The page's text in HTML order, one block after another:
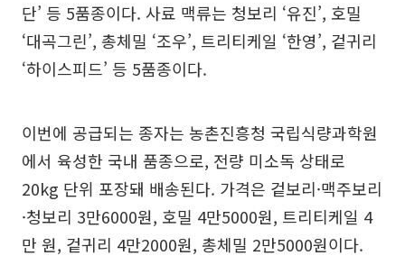
단’ 등 5품종이다. 사료 맥류는 청보리 ‘유진’, 호밀
‘대곡그린’, 총체밀 ‘조우’, 트리티케일 ‘한영’, 겉귀리
‘하이스피드’ 등 5품종이다.
이번에 공급되는 종자는 농촌진흥청 국립식량과학원
에서 육성한 국내 품종으로, 전량 미소독 상태로
20kg 단위 포장돼 배송된다. 가격은 겉보리·맥주보리
·청보리 3만6000원, 호밀 4만5000원, 트리티케일 4
만 원, 겉귀리 4만2000원, 총체밀 2만5000원이다.